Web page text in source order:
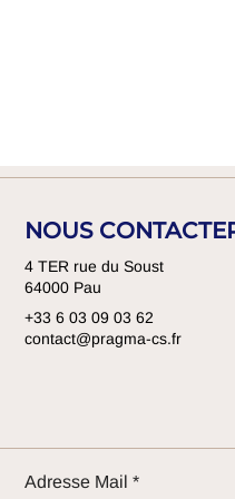
NOUS
4 TER rue du Soust
64000 Pau
+33 6 03 09 03 62
contact@pragma-cs.fr
Adresse Mail *